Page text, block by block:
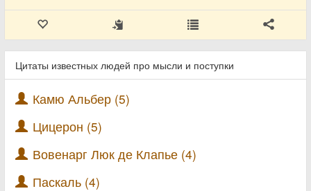
Цитаты известных людей про мысли и поступки
Камю Альбер (5)
Цицерон (5)
Вовенарг Люк де Клапье (4)
Паскаль (4)